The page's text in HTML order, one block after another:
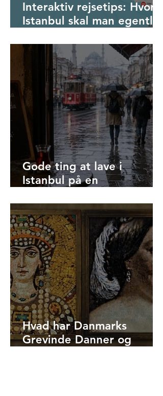
Interaktiv rejsetips: Hvor i
Istanbul skal man egentlig
Gode ting at lave i
Istanbul på en
Hvad har Danmarks
Grevinde Danner og